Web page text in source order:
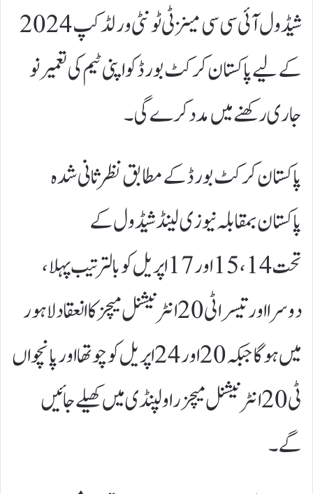
شیڈول آئی سی سی مینز ٹی ٹونٹی ورلڈ کپ 2024
کے لیے پاکستان کرکٹ بورڈ کو اپنی ٹیم کی تعمیر نو
جاری رکھنے میں مدد کرے گی۔
پاکستان کرکٹ بورڈ کے مطابق نظر ثانی شدہ
پاکستان بمقابلہ نیوزی لینڈ شیڈول کے
تحت 14، 15 اور 17 اپریل کو بالترتیب پہلا،
دوسرا اور تیسرا ٹی 20 انٹرنیشنل میچز کا انعقاد لاہور
میں ہوگا جبکہ 20 اور 24 اپریل کو چوتھا اور پانچواں
ٹی 20 انٹرنیشنل میچز راولپنڈی میں کھیلے جائیں
گے۔